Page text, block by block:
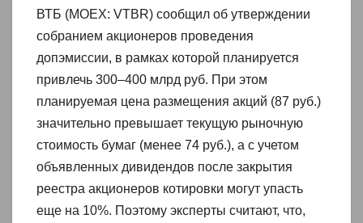
ВТБ (MOEX: VTBR) сообщил об утверждении
собранием акционеров проведения
допэмиссии, в рамках которой планируется
привлечь 300–400 млрд руб. При этом
планируемая цена размещения акций (87 руб.)
значительно превышает текущую рыночную
стоимость бумаг (менее 74 руб.), а с учетом
объявленных дивидендов после закрытия
реестра акционеров котировки могут упасть
еще на 10%. Поэтому эксперты считают, что,